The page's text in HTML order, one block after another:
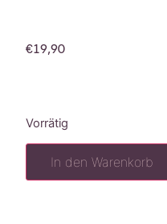
€19,90
Vorrätig
In den Warenkorb